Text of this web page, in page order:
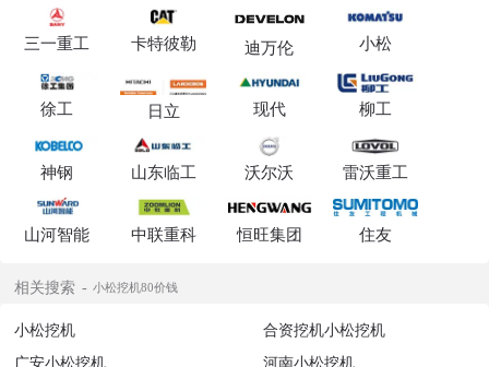
三一重工 卡特彼勒 迪万伦 小松
徐工 日立 现代 柳工
神钢 山东临工 沃尔沃 雷沃重工
山河智能 中联重科 恒旺集团 住友
相关搜索 小松挖机80价钱
小松挖机
合资挖机小松挖机
广安小松挖机
河南小松挖机